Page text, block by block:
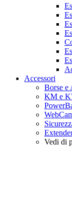
Accessori
Borse e
KM e
Vedi di